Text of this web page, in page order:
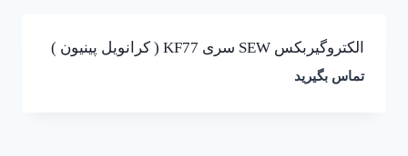
الکتروگیربکس SEW سری KF77 ( کرانویل پینیون )
تماس بگیرید